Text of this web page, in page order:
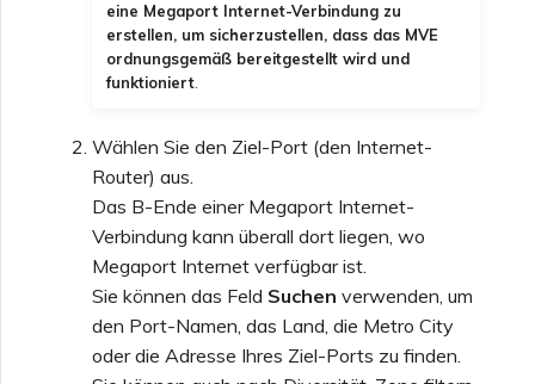
eine Megaport Internet-Verbindung zu
erstellen, um sicherzustellen, dass das MVE
ordnungsgemäß bereitgestellt wird und
funktioniert
Wählen Sie den Ziel-Port (den Internet-
Router) aus.
Das B-Ende einer Megaport Internet-
Verbindung kann überall dort liegen, wo
Megaport Internet verfügbar ist.
Sie können das Feld Suchen verwenden, um
den Port-Namen, das Land, die Metro City
oder die Adresse Ihres Ziel-Ports zu finden.